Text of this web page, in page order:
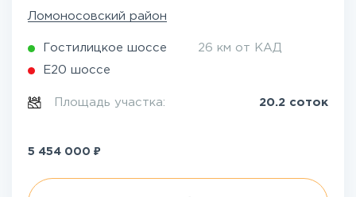
Ломоносовский район
Гостилицкое шоссе 26 км от КАД
Е20 шоссе
Площадь участка: 20.2 соток
5 454 000 ₽